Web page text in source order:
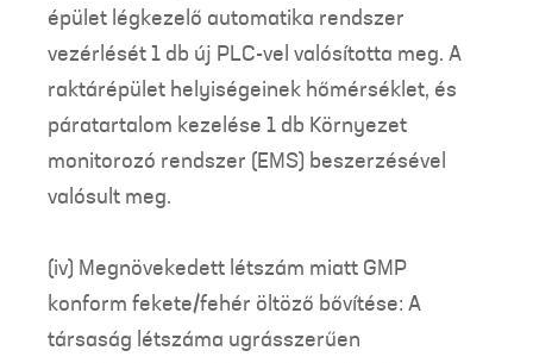
épület légkezelő automatika rendszer
vezérlését 1 db új PLC-vel valósította meg. A
raktárépület helyiségeinek hőmérséklet, és
páratartalom kezelése 1 db Környezet
monitorozó rendszer (EMS) beszerzésével
valósult meg.
(iv) Megnövekedett létszám miatt GMP
konform fekete/fehér öltöző bővítése: A
társaság létszáma ugrásszerűen